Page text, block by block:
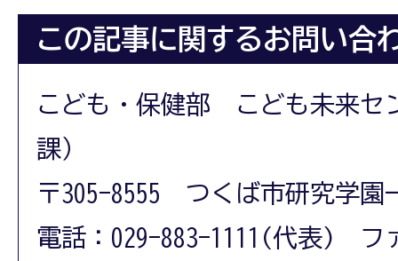
この記事に関するお問い合
こども・保健部 こども未来セ
課）
〒305-8555 つくば市研究学園
電話：029-883-1111(代表) フ